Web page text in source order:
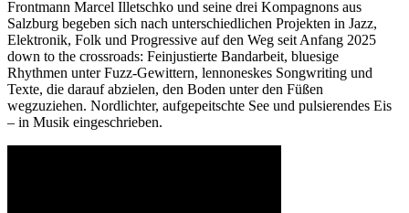
Frontmann Marcel Illetschko und seine drei Kompagnons aus
Salzburg begeben sich nach unterschiedlichen Projekten in Jazz,
Elektronik, Folk und Progressive auf den Weg seit Anfang 2025
down to the crossroads: Feinjustierte Bandarbeit, bluesige
Rhythmen unter Fuzz-Gewittern, lennoneskes Songwriting und
Texte, die darauf abzielen, den Boden unter den Füßen
wegzuziehen. Nordlichter, aufgepeitschte See und pulsierendes Eis
– in Musik eingeschrieben.